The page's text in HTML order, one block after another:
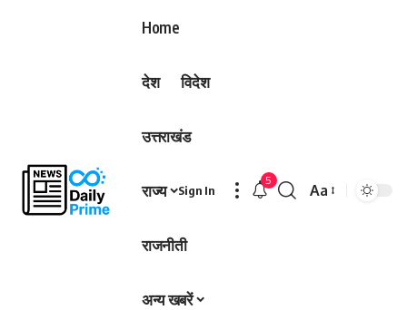
Home
देश विदेश
उत्तराखंड
राज्य
राजनीती
अन्य खबरें
Sign In
5
Font
Aa